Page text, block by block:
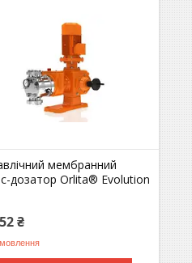
мембранний
дозатор Orlita® Evolution
₴